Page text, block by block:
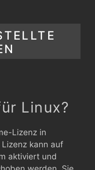
Linux?
Lizenz in
kann auf
aktiviert und